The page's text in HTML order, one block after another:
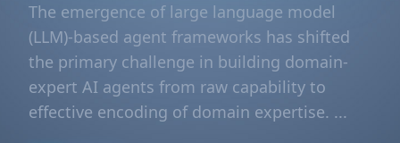
The emergence of large language model
(LLM)-based agent frameworks has shifted
the primary challenge in building domain-
expert AI agents from raw capability to
effective encoding of domain expertise. ...